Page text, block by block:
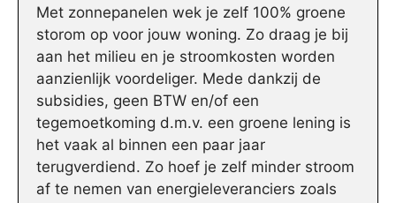
Met zonnepanelen wek je zelf 100% groene
storom op voor jouw woning. Zo draag je bij
aan het milieu en je stroomkosten worden
aanzienlijk voordeliger. Mede dankzij de
subsidies, geen BTW en/of een
tegemoetkoming d.m.v. een groene lening is
het vaak al binnen een paar jaar
terugverdiend. Zo hoef je zelf minder stroom
af te nemen van energieleveranciers zoals